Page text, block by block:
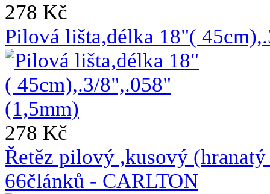
278 Kč
Pilová lišta,délka 18"(
278 Kč
Řetěz pilový ,kusový
66článků - CARLTON